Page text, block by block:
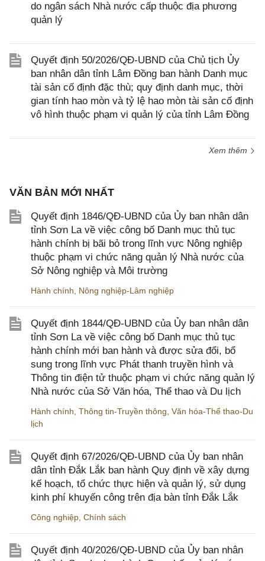
do ngân sách Nhà nước cấp thuộc địa phương
quản lý
Quyết định 50/2026/QĐ-UBND của Chủ tịch Ủy
ban nhân dân tỉnh Lâm Đồng ban hành Danh mục
tài sản cố định đặc thù; quy định danh mục, thời
gian tính hao mòn và tỷ lệ hao mòn tài sản cố định
vô hình thuộc phạm vi quản lý của tỉnh Lâm Đồng
Xem thêm
VĂN BẢN MỚI NHẤT
Quyết định 1846/QĐ-UBND của Ủy ban nhân dân
tỉnh Sơn La về việc công bố Danh mục thủ tục
hành chính bị bãi bỏ trong lĩnh vực Nông nghiệp
thuộc phạm vi chức năng quản lý Nhà nước của
Sở Nông nghiệp và Môi trường
Hành chính Nông nghiệp-Lâm nghiệp
Quyết định 1844/QĐ-UBND của Ủy ban nhân dân
tỉnh Sơn La về việc công bố Danh mục thủ tục
hành chính mới ban hành và được sửa đổi, bổ
sung trong lĩnh vực Phát thanh truyền hình và
Thông tin điện tử thuộc phạm vi chức năng quản lý
Nhà nước của Sở Văn hóa, Thể thao và Du lịch
Hành chính Thông tin-Truyền thông Văn hóa-Thể thao-Du
lịch
Quyết định 67/2026/QĐ-UBND của Ủy ban nhân
dân tỉnh Đắk Lắk ban hành Quy định về xây dựng
kế hoạch, tổ chức thực hiện và quản lý, sử dụng
kinh phí khuyến công trên địa bàn tỉnh Đắk Lắk
Công nghiệp Chính sách
Quyết định 40/2026/QĐ-UBND của Ủy ban nhân